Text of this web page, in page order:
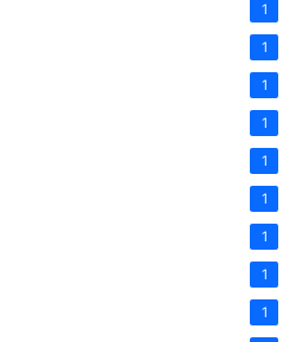
1
1
1
1
1
1
1
1
1